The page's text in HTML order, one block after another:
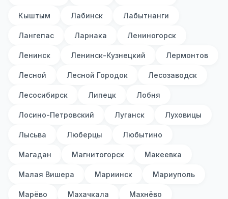
Кыштым Лабинск Лабытнанги
Лангепас Ларнака Лениногорск
Ленинск Ленинск-Кузнецкий Лермонтов
Лесной Лесной Городок Лесозаводск
Лесосибирск Липецк Лобня
Лосино-Петровский Луганск Луховицы
Лысьва Люберцы Любытино
Магадан Магнитогорск Макеевка
Малая Вишера Мариинск Мариуполь
Марёво Махачкала Махнёво